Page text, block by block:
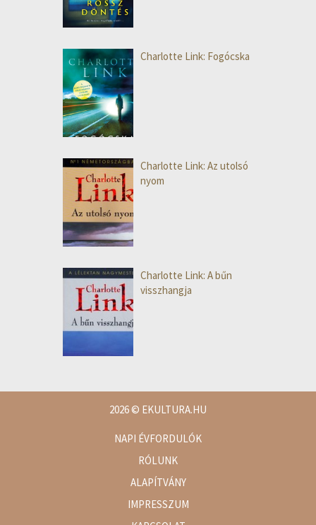
Charlotte Link: Fogócska
Charlotte Link: Az utolsó
nyom
Charlotte Link: A bűn
visszhangja
2026© EKULTURA.HU
NAPI ÉVFORDULÓK
RÓLUNK
ALAPÍTVÁNY
IMPRESSZUM